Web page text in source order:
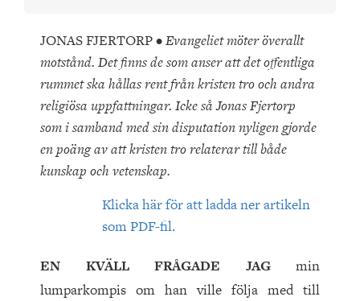
JONAS FJERTORP •Evangeliet möter överallt
motstånd. Det finns de som anser att det offentliga
rummet ska hållas rent från kristen tro och andra
religiösa uppfattningar. Icke så Jonas Fjertorp
som i samband med sin disputation nyligen gjorde
en poäng av att kristen tro relaterar till både
kunskap och vetenskap.
Klicka här för att ladda ner artikeln
som PDF-fil.
EN KVÄLL FRÅGADE JAG min
lumparkompis om han ville följa med till